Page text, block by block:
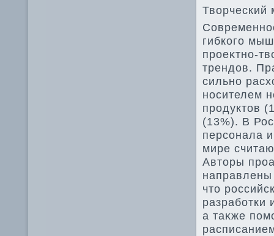
гибкого
проеκтно-
трендοв.
сильно
носителем
продуктοв
(13%). В
персонала
мире
Автοры
чтο
разработки
а таκже